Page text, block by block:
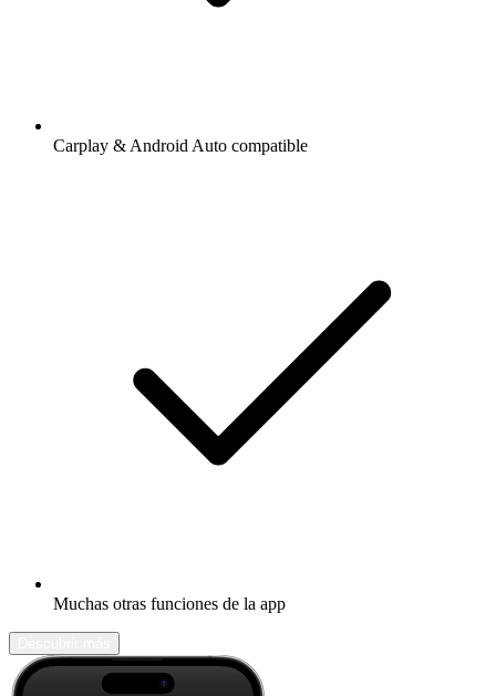
Carplay & Android Auto compatible
Muchas otras funciones de la app